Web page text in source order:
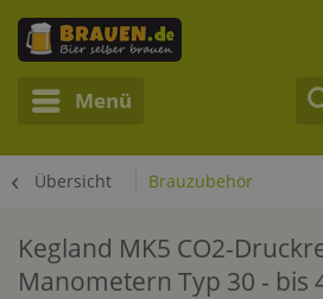
Menü
Übersicht Brauzubehör
Kegland MK5 CO2-
Manometern Typ 30 - bis